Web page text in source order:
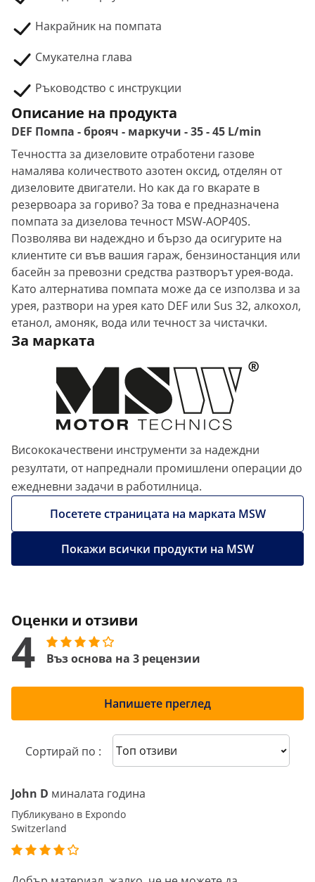
Накрайник на помпата
Смукателна глава
Ръководство с инструкции
Описание на продукта
DEF Помпа - брояч - маркучи - 35 - 45 L/min
Течността за дизеловите отработени газове
намалява количеството азотен оксид, отделян от
дизеловите двигатели. Но как да го вкарате в
резервоара за гориво? За това е предназначена
помпата за дизелова течност MSW-AOP40S.
Позволява ви надеждно и бързо да осигурите на
клиентите си във вашия гараж, бензиностанция или
басейн за превозни средства разтворът урея-вода.
Като алтернатива помпата може да се използва и за
урея, разтвори на урея като DEF или Sus 32, алкохол,
етанол, амоняк, вода или течност за чистачки.
За марката
Висококачествени инструменти за надеждни
резултати, от напреднали промишлени операции до
ежедневни задачи в работилница.
Посетете страницата на марката MSW
Покажи всички продукти на MSW
Оценки и отзиви
4 Въз основа на 3 рецензии
Напишете преглед
Сортирай по : Sort reviews
John D миналата година
Публикувано в Expondo
Switzerland